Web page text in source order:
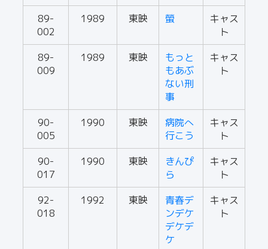
89-
002
1989 東映 螢
キャス
ト
89-
009
1989 東映
もっと
もあぶ
ない刑
事
キャス
ト
90-
005
1990 東映
病院へ
行こう
キャス
ト
90-
017
1990 東映
きんぴ
ら
キャス
ト
92-
018
1992 東映
青春デ
ンデケ
デケデ
ケ
キャス
ト